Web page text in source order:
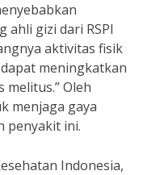
ahli gizi dari RSPI
aktivitas fisik
meningkatkan
Oleh
menjaga gaya
penyakit ini.
Indonesia,